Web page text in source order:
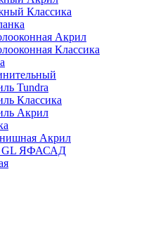
Классика
Акрил
Классика
Tundra
Классика
Акрил
Акрил
GL ЯФАСАД